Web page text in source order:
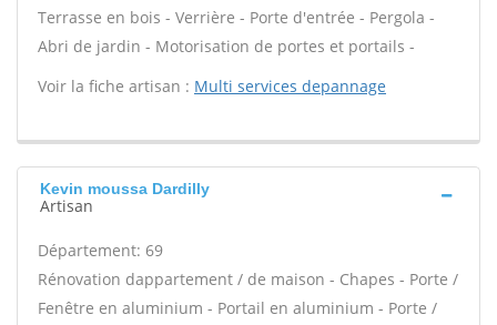
Terrasse en bois - Verrière - Porte d'entrée - Pergola -
Abri de jardin - Motorisation de portes et portails -
Voir la fiche artisan : Multi services depannage
Kevin moussa Dardilly
Artisan
Département: 69
Rénovation dappartement / de maison - Chapes - Porte /
Fenêtre en aluminium - Portail en aluminium - Porte /